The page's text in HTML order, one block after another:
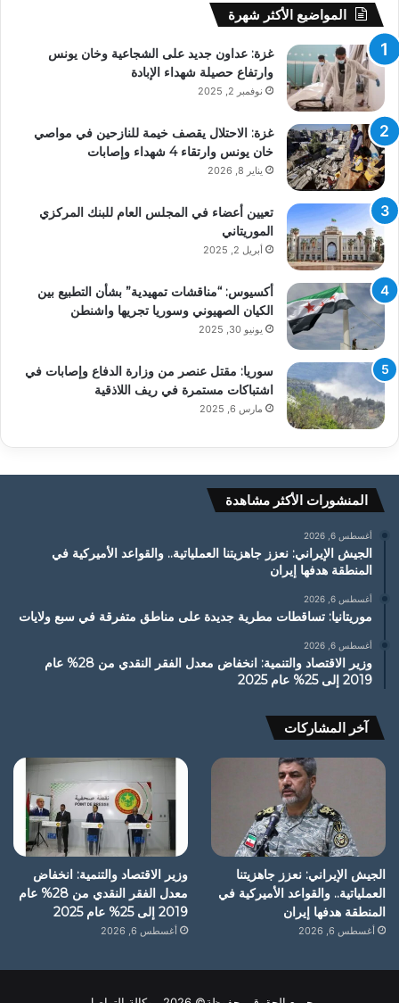
المواضيع الأكثر شهرة
غزة: عداون جديد على الشجاعية وخان يونس
وارتفاع حصيلة شهداء الإبادة
نوفمبر 2, 2025
غزة: الاحتلال يقصف خيمة للنازحين في مواصي
خان يونس وارتقاء 4 شهداء وإصابات
يناير 8, 2026
تعيين أعضاء في المجلس العام للبنك المركزي
الموريتاني
أبريل 2, 2025
أكسيوس: “مناقشات تمهيدية” بشأن التطبيع بين
الكيان الصهيوني وسوريا تجريها واشنطن
يونيو 30, 2025
سوريا: مقتل عنصر من وزارة الدفاع وإصابات في
اشتباكات مستمرة في ريف اللاذقية
مارس 6, 2025
المنشورات الأكثر مشاهدة
أغسطس 6, 2026
الجيش الإيراني: نعزز جاهزيتنا العملياتية.. والقواعد الأميركية في
المنطقة هدفها إيران
أغسطس 6, 2026
موريتانيا: تساقطات مطرية جديدة على مناطق متفرقة في سبع ولايات
أغسطس 6, 2026
وزير الاقتصاد والتنمية: انخفاض معدل الفقر النقدي من 28% عام
2019 إلى 25% عام 2025
آخر المشاركات
الجيش الإيراني: نعزز جاهزيتنا
العملياتية.. والقواعد الأميركية في
المنطقة هدفها إيران
أغسطس 6, 2026
وزير الاقتصاد والتنمية: انخفاض
معدل الفقر النقدي من 28% عام
2019 إلى 25% عام 2025
أغسطس 6, 2026